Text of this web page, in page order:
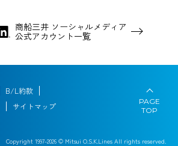
商船三井 ソーシャルメディア
公式アカウント一覧
B/L約款
サイトマップ
Copyright 1997-2026 © Mitsui O.S.K.Lines All rights reserved.
PAGE
TOP